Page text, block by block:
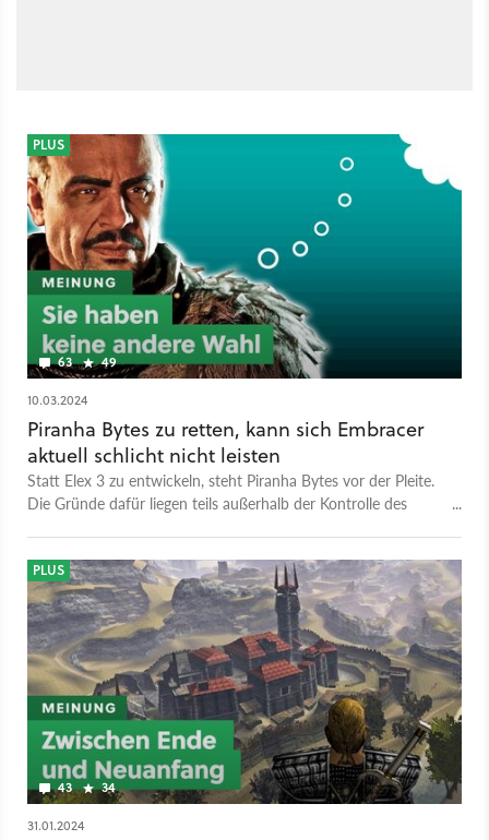
63 49
PLUS
10.03.2024
Piranha Bytes zu retten, kann sich Embracer
aktuell schlicht nicht leisten
Statt Elex 3 zu entwickeln, steht Piranha Bytes vor der Pleite.
Die Gründe dafür liegen teils außerhalb der Kontrolle des
43 34
PLUS
31.01.2024